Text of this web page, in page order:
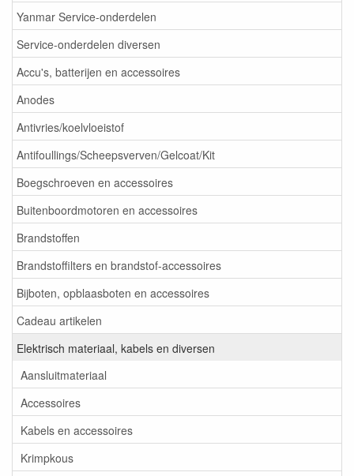
Yanmar Service-onderdelen
Service-onderdelen diversen
Accu's, batterijen en accessoires
Anodes
Antivries/koelvloeistof
Antifoullings/Scheepsverven/Gelcoat/Kit
Boegschroeven en accessoires
Buitenboordmotoren en accessoires
Brandstoffen
Brandstoffilters en brandstof-accessoires
Bijboten, opblaasboten en accessoires
Cadeau artikelen
Elektrisch materiaal, kabels en diversen
Aansluitmateriaal
Accessoires
Kabels en accessoires
Krimpkous